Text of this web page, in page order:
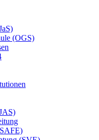
(OGS)